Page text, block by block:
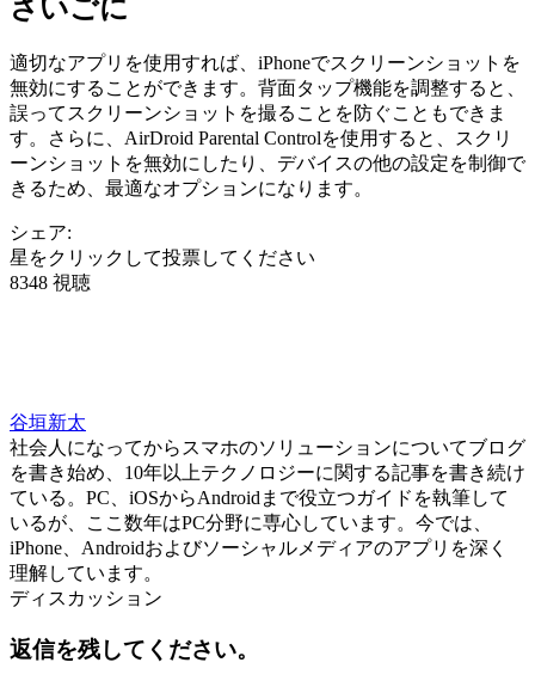
さいごに
適切なアプリを使用すれば、iPhoneでスクリーンショットを
無効にすることができます。背面タップ機能を調整すると、
誤ってスクリーンショットを撮ることを防ぐこともできま
す。さらに、AirDroid Parental Controlを使用すると、スクリ
ーンショットを無効にしたり、デバイスの他の設定を制御で
きるため、最適なオプションになります。
シェア:
星をクリックして投票してください
8348 視聴
谷垣新太
社会人になってからスマホのソリューションについてブログ
を書き始め、10年以上テクノロジーに関する記事を書き続け
ている。PC、iOSからAndroidまで役立つガイドを執筆して
いるが、ここ数年はPC分野に専心しています。今では、
iPhone、Androidおよびソーシャルメディアのアプリを深く
理解しています。
ディスカッション
返信を残してください。